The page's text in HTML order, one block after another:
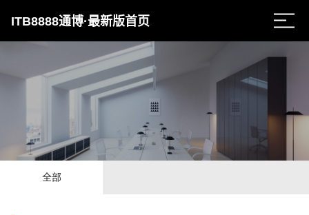
ITB8888通博·最新版首页
全部